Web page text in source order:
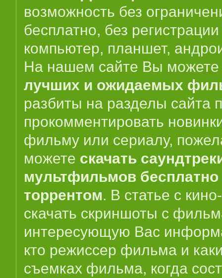
возможность без
бесплатно, без
компьютер, планшет,
На нашем сайте Вы можете
лучших и ожидаемых
разбиты на разделы
прокомментировать
фильму или сериалу,
можете скачать
мультфильмов
торрентом. В статье с
скачать скриншоты с
интересующую Вас
кто режиссер фильма и
съемках фильма, когда